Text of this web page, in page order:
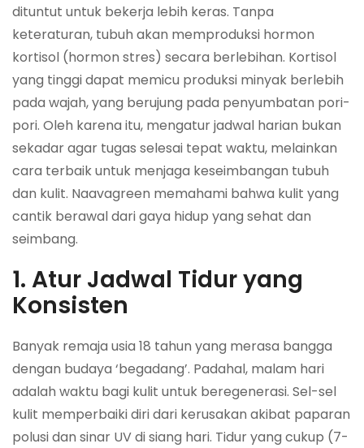
dituntut untuk bekerja lebih keras. Tanpa
keteraturan, tubuh akan memproduksi hormon
kortisol (hormon stres) secara berlebihan. Kortisol
yang tinggi dapat memicu produksi minyak berlebih
pada wajah, yang berujung pada penyumbatan pori-
pori. Oleh karena itu, mengatur jadwal harian bukan
sekadar agar tugas selesai tepat waktu, melainkan
cara terbaik untuk menjaga keseimbangan tubuh
dan kulit. Naavagreen memahami bahwa kulit yang
cantik berawal dari gaya hidup yang sehat dan
seimbang.
1. Atur Jadwal Tidur yang
Konsisten
Banyak remaja usia 18 tahun yang merasa bangga
dengan budaya ‘begadang’. Padahal, malam hari
adalah waktu bagi kulit untuk beregenerasi. Sel-sel
kulit memperbaiki diri dari kerusakan akibat paparan
polusi dan sinar UV di siang hari. Tidur yang cukup (7-